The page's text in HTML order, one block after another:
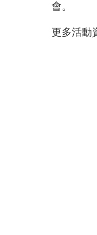
會。
更多活動